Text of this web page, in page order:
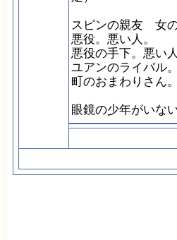
スピンの親友 女
悪役。悪い人。
悪役の手下。悪い
ユアンのライバル
町のおまわりさん
眼鏡の少年がいな